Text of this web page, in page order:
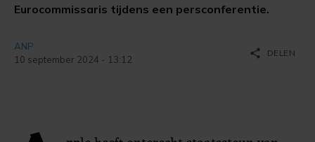
Eurocommissaris tijdens een persconferentie.
ANP
10 september 2024 - 13:12
share DELEN